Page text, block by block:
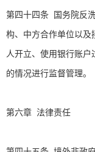
第四十四条 国务院反
构、中方合作单位以及
人开立、使用银行账
的情况进行监督管理。
第六章 法律责任